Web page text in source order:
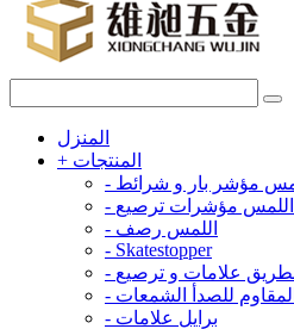
المنزل
+ المنتجات
- مؤشر بار و شرائط
- اللمس مؤشرات ترصيع
- اللمس رصف
- Skatestopper
- علامات و ترصيع
- المقاوم للصدأ الشمعات
- برايل علامات